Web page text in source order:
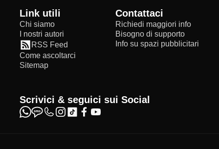
Link utili
Chi siamo
I nostri autori
RSS Feed
Come ascoltarci
Sitemap
Contattaci
Richiedi maggiori info
Bisogno di supporto
Info su spazi pubblicitari
Scrivici & seguici sui Social